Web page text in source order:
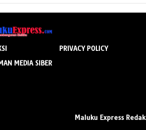
PRIVACY POLICY
MEDIA SIBER
Maluku Express